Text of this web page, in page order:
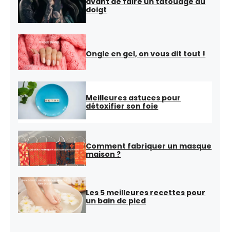
doigt
Ongle en gel, on vous dit tout !
Meilleures astuces pour
détoxifier son foie
Comment fabriquer un masque
maison ?
Les 5 meilleures recettes pour
un bain de pied